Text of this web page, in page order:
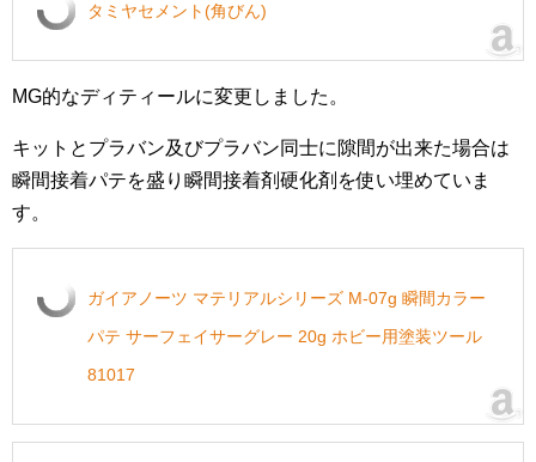
タミヤセメント(角びん)
MG的なディティールに変更しました。
キットとプラバン及びプラバン同士に隙間が出来た場合は
瞬間接着パテを盛り瞬間接着剤硬化剤を使い埋めていま
す。
ガイアノーツ マテリアルシリーズ M-07g 瞬間カラー
パテ サーフェイサーグレー 20g ホビー用塗装ツール
81017